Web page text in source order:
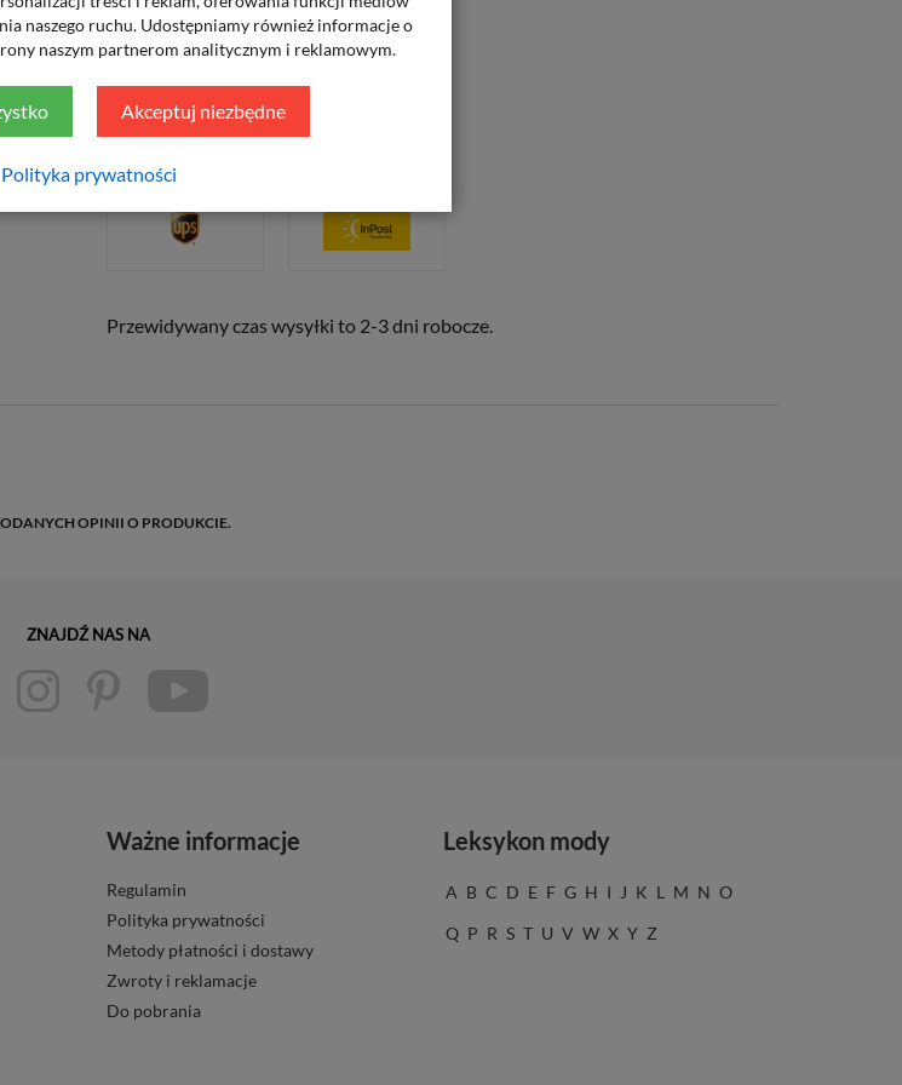
Płatność za pobraniem
Kurier UPS – 25 zł
Paczkomaty InPost – 15 zł
Przewidywany czas wysyłki to 2-3 dni robocze.
OPINII O PRODUKCIE.
ZNAJDŹ NAS NA
Ważne informacje
Regulamin
Polityka prywatności
Metody płatności i dostawy
Zwroty i reklamacje
Do pobrania
Leksykon mody
A B C D E F G H I J K L M N O
Q P R S T U V W X Y Z
naszego ruchu. Udostępniamy również informacje o
naszym partnerom analitycznym i reklamowym.
Akceptuj niezbędne
Polityka prywatności